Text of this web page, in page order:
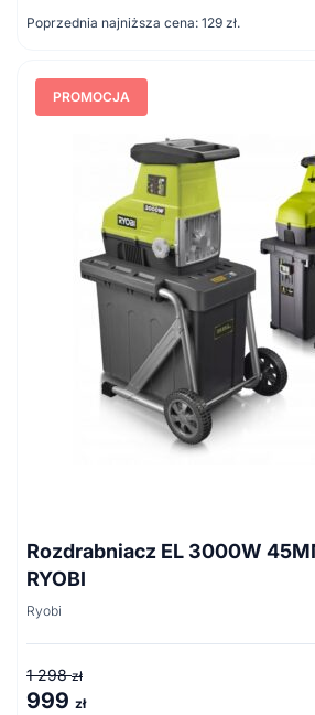
wynosiła:
wynosi:
Poprzednia najniższa cena: 129 zł.
PROMOCJA
Rozdrabniacz EL 3000W
RYOBI
Ryobi
1 298zł
Pierwotna
999 zł
Aktualna